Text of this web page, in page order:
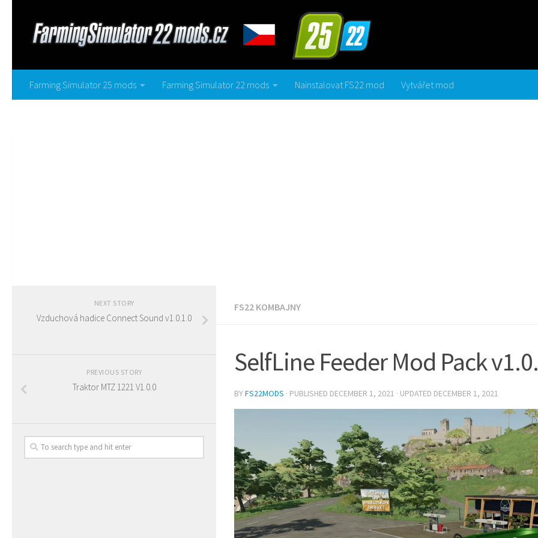
Farming Simulator 25 mods Farming Simulator 22 mods Nainstalovat FS22 mod Vytvářet mod
FS22 KOMBAJNY
SelfLine Feeder Mod Pack
BYFS22MODS · PUBLISHED DECEMBER 1, 2021 · UPDATED DECEMBER 1, 2021
NEXT STORY
Vzduchová hadice Connect Sound v1.0.1.0
PREVIOUS STORY
Traktor MTZ 1221 V1.0.0